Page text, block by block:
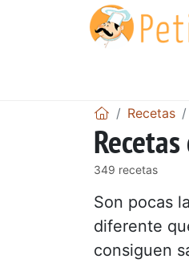
Recetas
349 recetas
Son pocas
diferente
consiguen